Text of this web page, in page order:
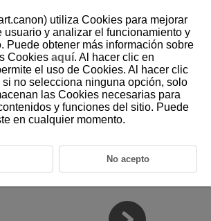
AF-related Settings Save
[Register/Recall AF-related Settings] function,
and recall various AF-related settings currently
as save setting files to and read setting files
utiliza Cookies para mejorar
usuario y analizar el funcionamiento y
Puede obtener más información sobre
Cookies aquí. Al hacer clic en
el uso de Cookies. Al hacer clic
si no selecciona ninguna opción, solo
las Cookies necesarias para
y funciones del sitio. Puede
en cualquier momento.
No acepto